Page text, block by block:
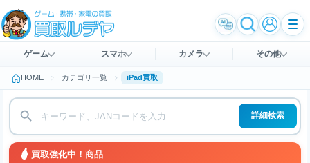
ゲーム スマホ カメラ その他
HOME カテゴリ一覧 iPad買取
詳細検索
買取強化中！商品